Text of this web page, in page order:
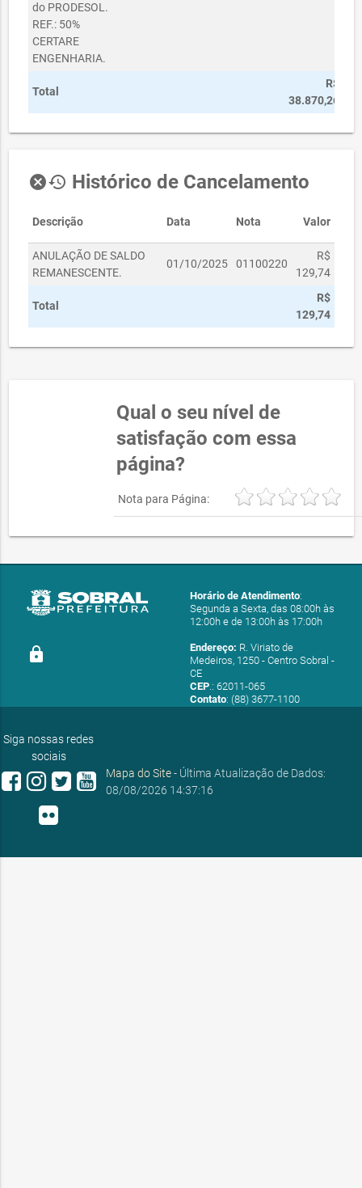
do PRODESOL.
REF.: 50%
CERTARE
ENGENHARIA.
Total
R$
38.870,26
cancelhistory Histórico de Cancelamento
Descrição Data Nota Valor
ANULAÇÃO DE SALDO
REMANESCENTE.
01/10/2025 01100220
R$
129,74
Total
R$
129,74
Qual o seu nível de
satisfação com essa
página?
Nota para Página:
lock
Horário de Atendimento:
Segunda a Sexta, das 08:00h às
12:00h e de 13:00h às 17:00h
Endereço: R. Viriato de
Medeiros, 1250 - Centro Sobral -
CE
CEP.: 62011-065
Contato: (88) 3677-1100
Siga nossas redes
sociais
Mapa do Site- Última Atualização de Dados:
08/08/2026 14:37:16